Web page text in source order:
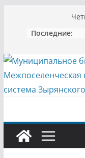
содержимому
Последние: